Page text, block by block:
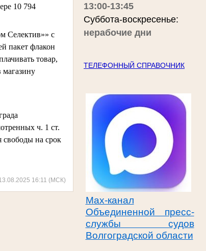
13:00-13:45
Суббота-воскресенье:
нерабочие дни
ТЕЛЕФОННЫЙ СПРАВОЧНИК
Max-канал
Объединенной пресс-
службы судов
Волгоградской области
10 794
Селектив»» с
пакет флакон
товар,
ч. 1 ст.
свободы на срок
16:11 (МСК)